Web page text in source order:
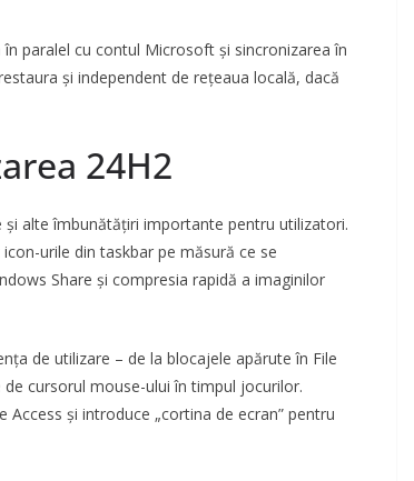
paralel cu contul Microsoft și sincronizarea în
și independent de rețeaua locală, dacă
24H2
și alte îmbunătățiri importante pentru utilizatori.
urile din taskbar pe măsură ce se
Share și compresia rapidă a imaginilor
de utilizare – de la blocajele apărute în File
de cursorul mouse-ului în timpul jocurilor.
și introduce „cortina de ecran” pentru